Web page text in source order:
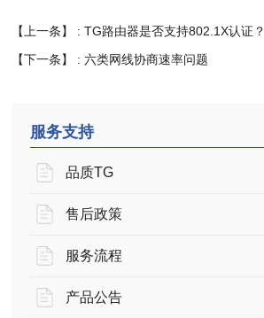
【上一条】 :TG路由器是否支持802.1X认证？
【下一条】 :六类网线协商速率问题
服务支持
品质TG
售后政策
服务流程
产品公告